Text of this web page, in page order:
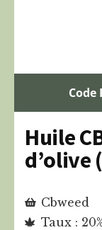
Code
Huile
d’olive
Cbweed
Taux :